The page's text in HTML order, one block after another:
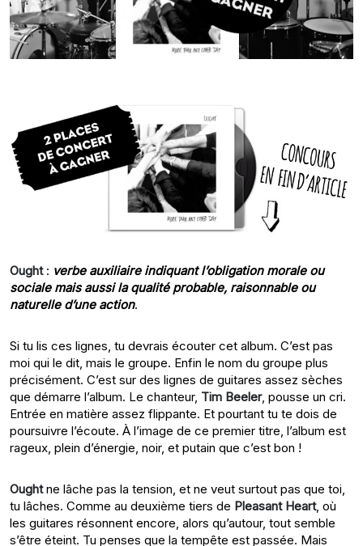
Ought: verbe auxiliaire indiquant l’obligation morale ou
sociale mais aussi la qualité probable, raisonnable ou
naturelle d’une action.
Si tu lis ces lignes, tu devrais écouter cet album. C’est pas
moi qui le dit, mais le groupe. Enfin le nom du groupe plus
précisément. C’est sur des lignes de guitares assez sèches
que démarre l’album. Le chanteur, Tim Beeler, pousse un cri.
Entrée en matière assez flippante. Et pourtant tu te dois de
poursuivre l’écoute. À l’image de ce premier titre, l’album est
rageux, plein d’énergie, noir, et putain que c’est bon !
Oughtne lâche pas la tension, et ne veut surtout pas que toi,
tu lâches. Comme au deuxième tiers de Pleasant Heart, où
les guitares résonnent encore, alors qu’autour, tout semble
s’être éteint. Tu penses que la tempête est passée. Mais